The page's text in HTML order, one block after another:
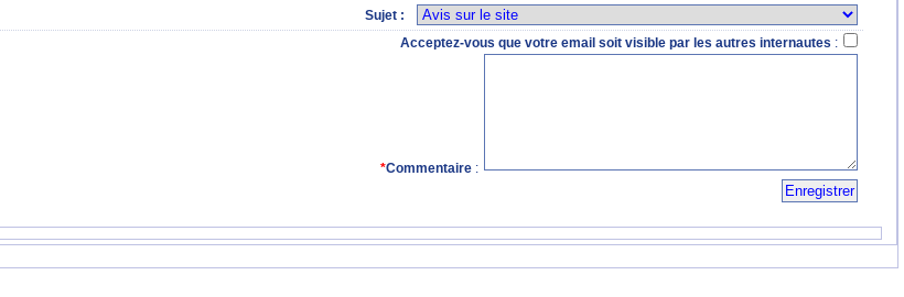
Sujet :
Acceptez-vous que votre email soit visible par les autres internautes :
*Commentaire: